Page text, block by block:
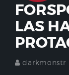
LAS
darkmonstr